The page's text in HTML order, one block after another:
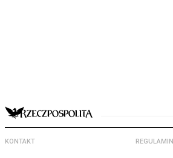
KONTAKT REGULAMIN